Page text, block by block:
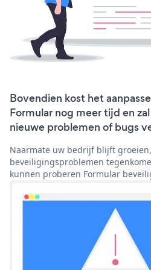
Bovendien kost het
Formular nog meer tijd en
nieuwe problemen of bugs
Naarmate uw bedrijf blijft
beveiligingsproblemen
kunnen proberen Formular